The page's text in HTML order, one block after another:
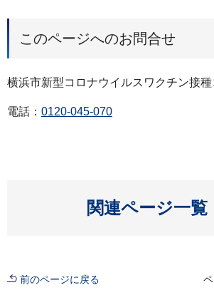
このページへのお問合せ
横浜市新型コロナウイルスワクチン接
電話： 0120-045-070
関連ページ一覧
開く
前のページに戻る